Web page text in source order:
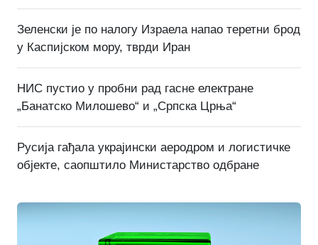
Зеленски је по налогу Израела напао теретни брод
у Каспијском мору, тврди Иран
НИС пустио у пробни рад гасне електране
„Банатско Милошево“ и „Српска Црња“
Русија гађала украјински аеродром и логистичке
објекте, саопштило Министарство одбране